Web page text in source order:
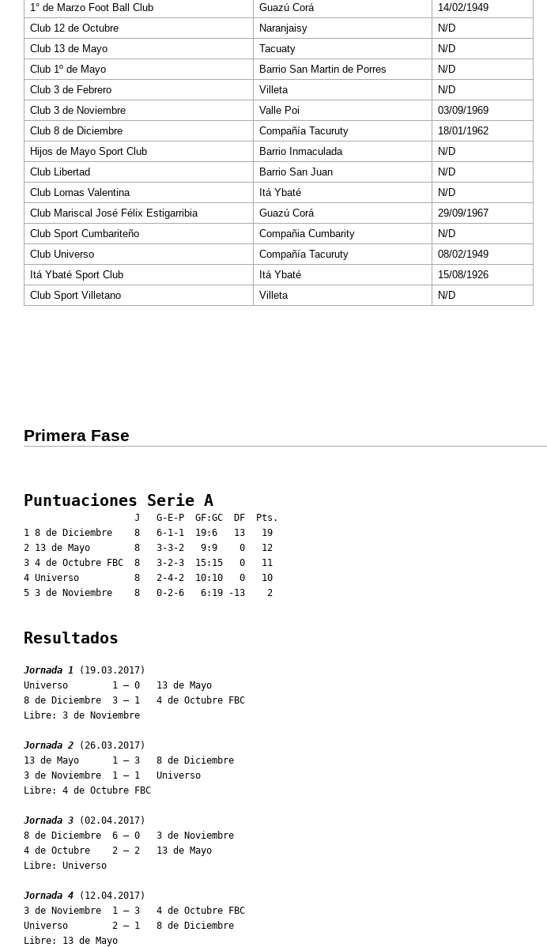
1° de Marzo Foot Ball Club
Guazú Corá
14/02/1949
Club 12 de Octubre
Naranjaisy
N/D
Club 13 de Mayo
Tacuaty
N/D
Club 1º de Mayo
Barrio San Martin de Porres
N/D
Club 3 de Febrero
Villeta
N/D
Club 3 de Noviembre
Valle Poi
03/09/1969
Club 8 de Diciembre
Compañía Tacuruty
18/01/1962
Hijos de Mayo Sport Club
Barrio Inmaculada
N/D
Club Libertad
Barrio San Juan
N/D
Club Lomas Valentina
Itá Ybaté
N/D
Club Mariscal José Félix Estigarribia
Guazú Corá
29/09/1967
Club Sport Cumbariteño
Compañia Cumbarity
N/D
Club Universo
Compañía Tacuruty
08/02/1949
Itá Ybaté Sport Club
Itá Ybaté
15/08/1926
Club Sport Villetano
Villeta N/D
Primera Fase
Puntuaciones Serie A
                    J   G-E-P  GF:GC  DF  Pts.
1 8 de Diciembre    8   6-1-1  19:6   13   19
2 13 de Mayo        8   3-3-2   9:9    0   12
3 4 de Octubre FBC  8   3-2-3  15:15   0   11
4 Universo          8   2-4-2  10:10   0   10
5 3 de Noviembre    8   0-2-6   6:19 -13    2
Resultados
Jornada 1 (19.03.2017)
Universo        1 – 0   13 de Mayo
8 de Diciembre  3 – 1   4 de Octubre FBC
Libre: 3 de Noviembre
Jornada 2 (26.03.2017)
13 de Mayo      1 – 3   8 de Diciembre
3 de Noviembre  1 – 1   Universo
Libre: 4 de Octubre FBC
Jornada 3 (02.04.2017)
8 de Diciembre  6 – 0   3 de Noviembre
4 de Octubre    2 – 2   13 de Mayo
Libre: Universo
Jornada 4 (12.04.2017)
3 de Noviembre  1 – 3   4 de Octubre FBC
Universo        2 – 1   8 de Diciembre
Libre: 13 de Mayo